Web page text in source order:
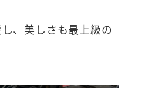
、美しさも最上級の